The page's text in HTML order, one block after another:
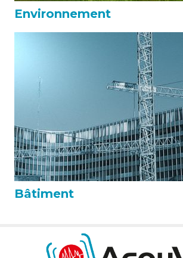
Environnement
Bâtiment